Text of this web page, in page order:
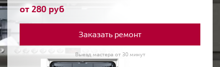
от 280 руб
Заказать ремонт
Выезд мастера от 30 минут